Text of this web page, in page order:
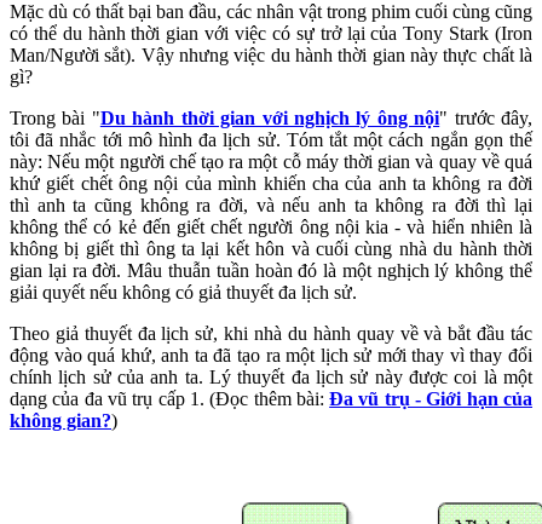
Mặc dù có thất bại ban đầu, các nhân vật trong phim cuối cùng cũng
có thể du hành thời gian với việc có sự trở lại của Tony Stark (Iron
Man/Người sắt). Vậy nhưng việc du hành thời gian này thực chất là
gì?
Trong bài "Du hành thời gian với nghịch lý ông nội" trước đây,
tôi đã nhắc tới mô hình đa lịch sử. Tóm tắt một cách ngắn gọn thế
này: Nếu một người chế tạo ra một cỗ máy thời gian và quay về quá
khứ giết chết ông nội của mình khiến cha của anh ta không ra đời
thì anh ta cũng không ra đời, và nếu anh ta không ra đời thì lại
không thể có kẻ đến giết chết người ông nội kia - và hiển nhiên là
không bị giết thì ông ta lại kết hôn và cuối cùng nhà du hành thời
gian lại ra đời. Mâu thuẫn tuần hoàn đó là một nghịch lý không thể
giải quyết nếu không có giả thuyết đa lịch sử.
Theo giả thuyết đa lịch sử, khi nhà du hành quay về và bắt đầu tác
động vào quá khứ, anh ta đã tạo ra một lịch sử mới thay vì thay đổi
chính lịch sử của anh ta. Lý thuyết đa lịch sử này được coi là một
dạng của đa vũ trụ cấp 1. (Đọc thêm bài:Đa vũ trụ - Giới hạn của
không gian?)